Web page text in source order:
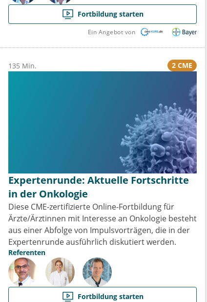
Fortbildung starten
Ein Angebot von
135 Min. 2 CME
Expertenrunde: Aktuelle Fortschritte
in der Onkologie
Diese CME-zertifizierte Online-Fortbildung für
Ärzte/Ärztinnen mit Interesse an Onkologie besteht
aus einer Abfolge von Impulsvorträgen, die in der
Expertenrunde ausführlich diskutiert werden.
Referenten
Fortbildung starten